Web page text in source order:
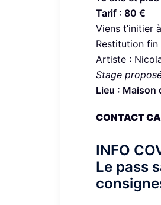
Tarif : 80 €
Viens t’initier
Restitution fin
Artiste :
Stage
Lieu : Maison
CONTACT
INFO
Le pass